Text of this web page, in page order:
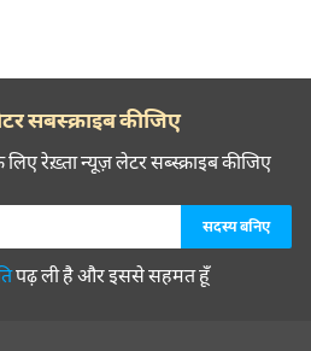
सबस्क्राइब कीजिए
लिए रेख़्ता न्यूज़ लेटर सब्स्क्राइब कीजिए
पढ़ ली है और इससे सहमत हूँ